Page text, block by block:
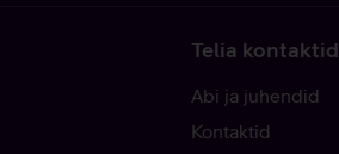
Telia kontaktid
Abi ja juhendid
Kontaktid